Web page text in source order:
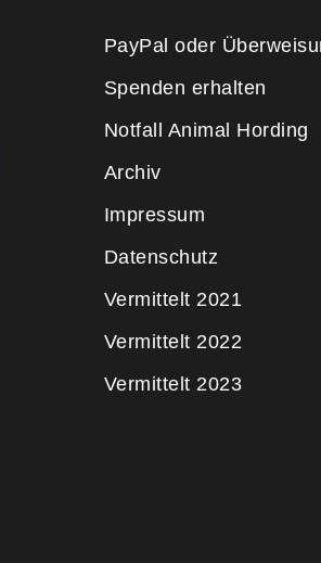
PayPal oder
Spenden erhalten
Notfall Animal Hording
Archiv
Impressum
Datenschutz
Vermittelt 2021
Vermittelt 2022
Vermittelt 2023